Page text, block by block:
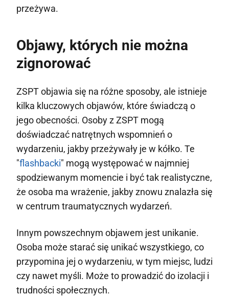
przeżywa.
Objawy, których nie można
zignorować
ZSPT objawia się na różne sposoby, ale istnieje
kilka kluczowych objawów, które świadczą o
jego obecności. Osoby z ZSPT mogą
doświadczać natrętnych wspomnień o
wydarzeniu, jakby przeżywały je w kółko. Te
"flashbacki" mogą występować w najmniej
spodziewanym momencie i być tak realistyczne,
że osoba ma wrażenie, jakby znowu znalazła się
w centrum traumatycznych wydarzeń.
Innym powszechnym objawem jest unikanie.
Osoba może starać się unikać wszystkiego, co
przypomina jej o wydarzeniu, w tym miejsc, ludzi
czy nawet myśli. Może to prowadzić do izolacji i
trudności społecznych.